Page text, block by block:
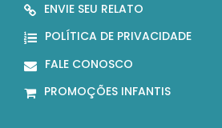
ENVIE SEU RELATO
POLÍTICA DE PRIVACIDADE
FALE CONOSCO
PROMOÇÕES INFANTIS